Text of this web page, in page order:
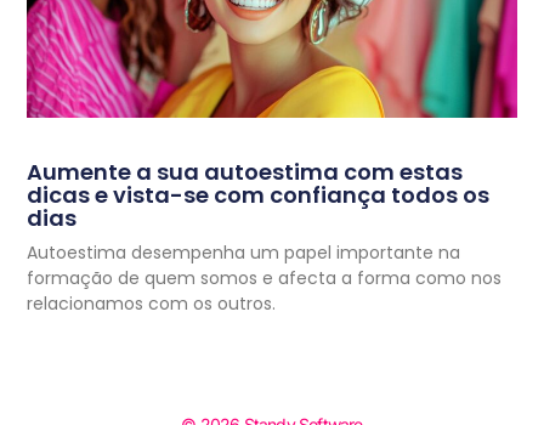
Aumente a sua autoestima com estas
dicas e vista-se com confiança todos os
dias
Autoestima desempenha um papel importante na
formação de quem somos e afecta a forma como nos
relacionamos com os outros.